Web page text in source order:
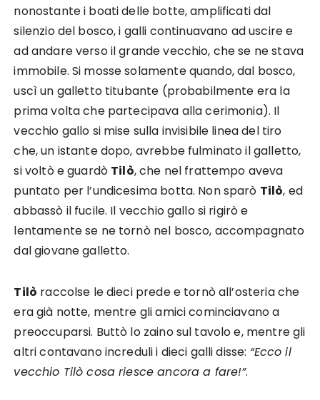
nonostante i boati delle botte, amplificati dal
silenzio del bosco, i galli continuavano ad uscire e
ad andare verso il grande vecchio, che se ne stava
immobile. Si mosse solamente quando, dal bosco,
uscì un galletto titubante (probabilmente era la
prima volta che partecipava alla cerimonia). Il
vecchio gallo si mise sulla invisibile linea del tiro
che, un istante dopo, avrebbe fulminato il galletto,
si voltò e guardò Tilò, che nel frattempo aveva
puntato per l’undicesima botta. Non sparò Tilò, ed
abbassò il fucile. Il vecchio gallo si rigirò e
lentamente se ne tornò nel bosco, accompagnato
dal giovane galletto.
Tilò raccolse le dieci prede e tornò all’osteria che
era già notte, mentre gli amici cominciavano a
preoccuparsi. Buttò lo zaino sul tavolo e, mentre gli
altri contavano increduli i dieci galli disse: “Ecco il
vecchio Tilò cosa riesce ancora a fare!”.